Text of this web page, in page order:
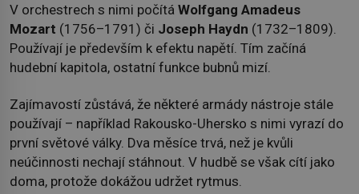
V orchestrech s nimi počítá Wolfgang Amadeus
Mozart (1756–1791) či Joseph Haydn (1732–1809).
Používají je především k efektu napětí. Tím začíná
hudební kapitola, ostatní funkce bubnů mizí.
Zajímavostí zůstává, že některé armády nástroje stále
používají – například Rakousko-Uhersko s nimi vyrazí do
první světové války. Dva měsíce trvá, než je kvůli
neúčinnosti nechají stáhnout. V hudbě se však cítí jako
doma, protože dokážou udržet rytmus.